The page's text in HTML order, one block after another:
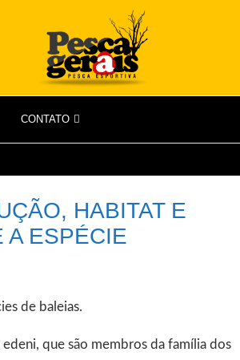
CONTATO
HABITAT E
A ESPÉCIE
de baleias.
que são membros da família dos